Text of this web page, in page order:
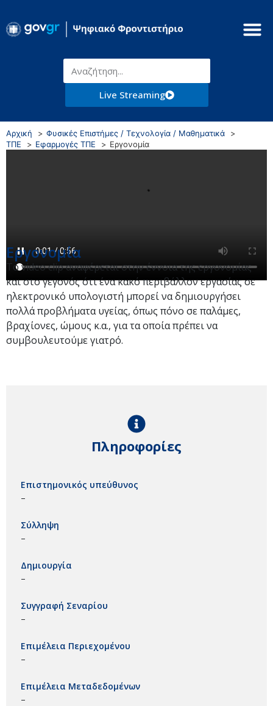
Live Streaming
Αρχική
Φυσικές Επιστήμες / Τεχνολογία / Μαθηματικά
ΤΠΕ
Εφαρμογές ΤΠΕ Εργονομία
Εργονομία
Το video clip αναφέρεται στην έννοια της εργονομίας
και στο γεγονός ότι ένα κακό περιβάλλον εργασίας σε
ηλεκτρονικό υπολογιστή μπορεί να δημιουργήσει
πολλά προβλήματα υγείας, όπως πόνο σε παλάμες,
βραχίονες, ώμους κ.α., για τα οποία πρέπει να
συμβουλευτούμε γιατρό.
Πληροφορίες
Επιστημονικός υπεύθυνος
–
Σύλληψη
–
Δημιουργία
–
Συγγραφή Σεναρίου
–
Επιμέλεια Περιεχομένου
–
Επιμέλεια Μεταδεδομένων
–